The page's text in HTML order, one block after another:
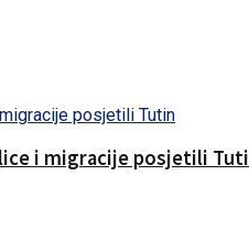
i migracije posjetili